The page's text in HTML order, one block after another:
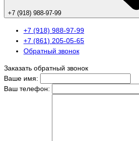
+7 (918) 988-97-99
+7 (918) 988-97-99
+7 (861) 205-05-65
Обратный звонок
Заказать обратный звонок
Ваше имя:
Ваш телефон: